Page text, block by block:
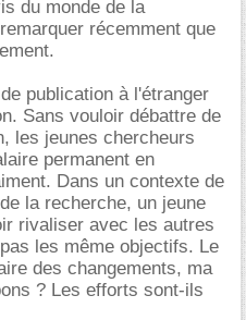
du monde de la
récemment que
publication à l'étranger
Sans vouloir débattre de
les jeunes chercheurs
permanent en
Dans un contexte de
la recherche, un jeune
rivaliser avec les autres
les même objectifs. Le
des changements, ma
? Les efforts sont-ils